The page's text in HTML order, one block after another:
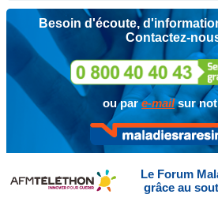
Besoin d'écoute,
Contactez-
ou pare-mailsur
Le Forum
grâce au